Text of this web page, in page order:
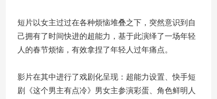
短片以女主过过在各种烦恼堆叠之下，突然意识到自
己拥有了时间快进的超能力，基于此演绎了一场年轻
人的春节烦恼，有效拿捏了年轻人过年痛点。
影片在其中进行了戏剧化呈现：超能力设置、快手短
剧《这个男主有点冷》男女主参演彩蛋、角色鲜明人